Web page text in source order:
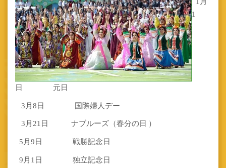
1月
1
日 元日
3 月8日 国際婦人デー
3 月 21 日 ナブルーズ（春分の日 ）
5 月 9 日 戦勝記念日
9 月 1 日 独立記念日